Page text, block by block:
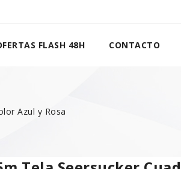
FLASH 48H CONTACTO
Azul y Rosa